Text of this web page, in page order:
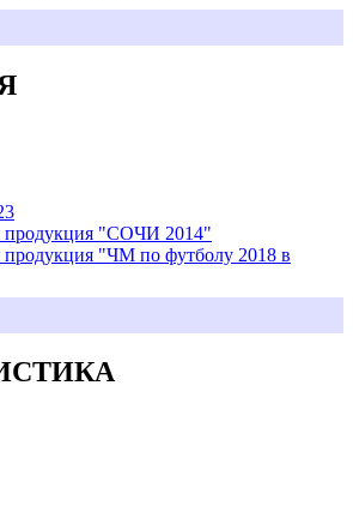
продукция "СОЧИ 2014"
продукция "ЧМ по футболу 2018 в